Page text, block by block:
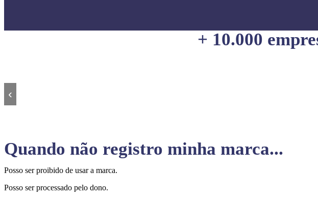
+ 10.000
‹
Quando não registro minha marca...
Posso ser proibido de usar a marca.
Posso ser processado pelo dono.